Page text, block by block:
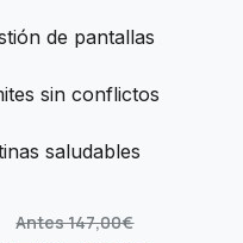
de pantallas
sin conflictos
saludables
Antes 147,00€